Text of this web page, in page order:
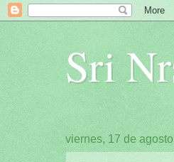
Sri
viernes, 17 de